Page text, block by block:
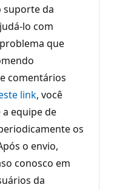
suporte da
lo com
que
comentários
link, você
equipe de
os
o envio,
conosco em
da